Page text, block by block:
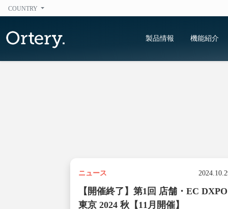
COUNTRY
製品情報 機能紹介
ニュース
【開催終了】第1回 店舗・EC DXPO
東京 2024 秋【11月開催】